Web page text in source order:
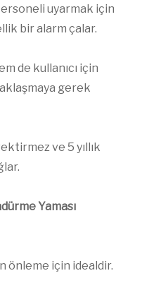
uyarmak için
bir alarm çalar.
de kullanıcı için
gerek
ve 5 yıllık
Yaması
önleme için idealdir.